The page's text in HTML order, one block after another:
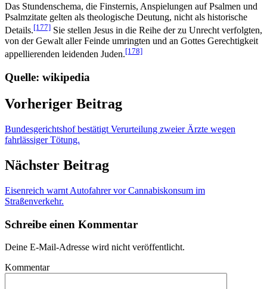
Das Stundenschema, die Finsternis, Anspielungen auf Psalmen und
Psalmzitate gelten als theologische Deutung, nicht als historische
Details.[177] Sie stellen Jesus in die Reihe der zu Unrecht verfolgten,
von der Gewalt aller Feinde umringten und an Gottes Gerechtigkeit
appellierenden leidenden Juden.[178]
Quelle: wikipedia
Vorheriger Beitrag
Bundesgerichtshof bestätigt Verurteilung zweier Ärzte wegen
fahrlässiger Tötung.
Nächster Beitrag
Eisenreich warnt Autofahrer vor Cannabiskonsum im
Straßenverkehr.
Schreibe einen Kommentar
Deine E-Mail-Adresse wird nicht veröffentlicht.
Kommentar